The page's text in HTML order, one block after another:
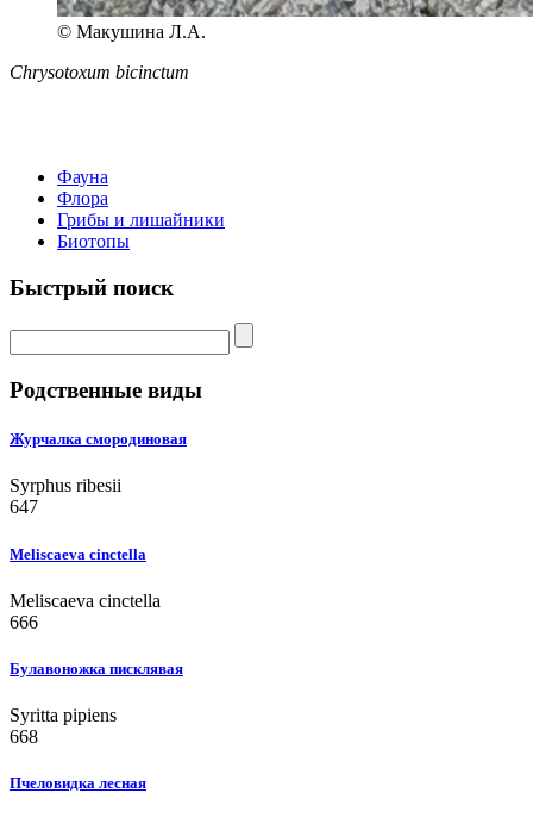
© Макушина Л.А.
Chrysotoxum bicinctum
Фауна
Флора
Грибы и лишайники
Биотопы
Быстрый поиск
Родственные виды
Журчалка смородиновая
Syrphus ribesii
647
Meliscaeva cinctella
Meliscaeva cinctella
666
Булавоножка писклявая
Syritta pipiens
668
Пчеловидка лесная